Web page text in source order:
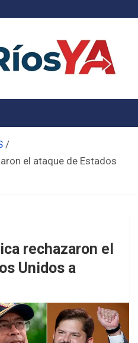
Ríos
ahora
el ataque de Estados
rechazaron el
Unidos a